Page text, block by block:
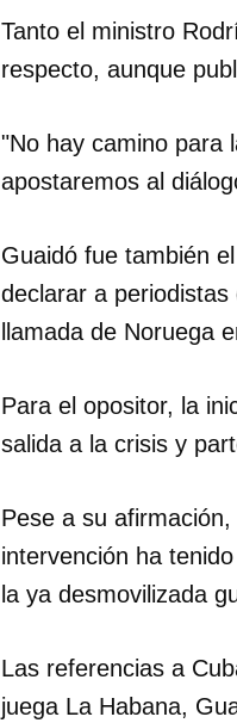
Tanto el ministro
respecto, aunque
"No hay camino para
apostaremos al
Guaidó fue también
declarar a
llamada de Noruega
Para el opositor, la
salida a la crisis y
Pese a su
intervención ha
la ya desmovilizada
Las referencias a
juega La Habana,